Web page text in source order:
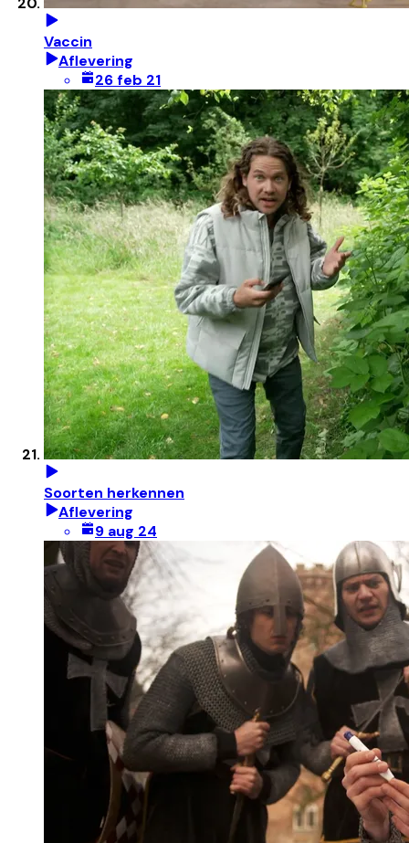
Vaccin
Aflevering
26 feb 21
Soorten herkennen
Aflevering
9 aug 24